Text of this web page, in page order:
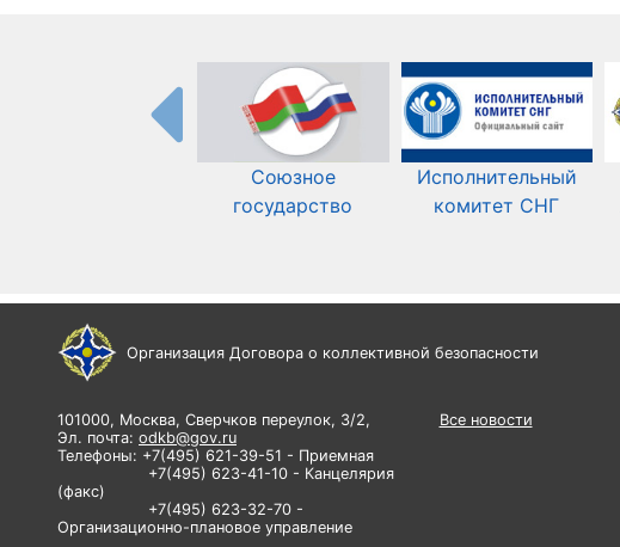
Союзное
государство
Исполнительный
комитет СНГ
Организация Договора о коллективной безопасности
101000, Москва, Сверчков переулок, 3/2,
Эл. почта: odkb@gov.ru
Телефоны: +7(495) 621-39-51 - Приемная
+7(495) 623-41-10 - Канцелярия
(факс)
+7(495) 623-32-70 -
Организационно-плановое управление
Все новости